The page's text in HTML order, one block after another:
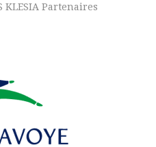
KLESIA Partenaires